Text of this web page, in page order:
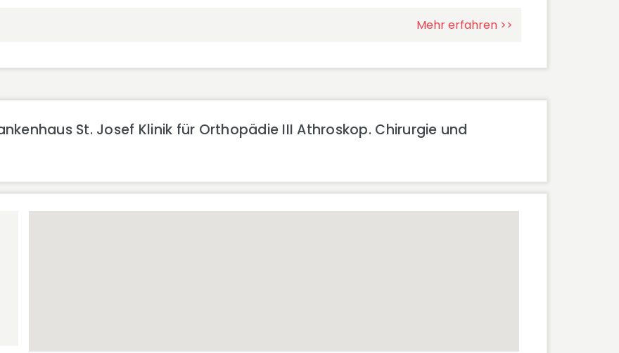
Mehr erfahren >>
St. Josef Klinik für Orthopädie III Athroskop. Chirurgie und